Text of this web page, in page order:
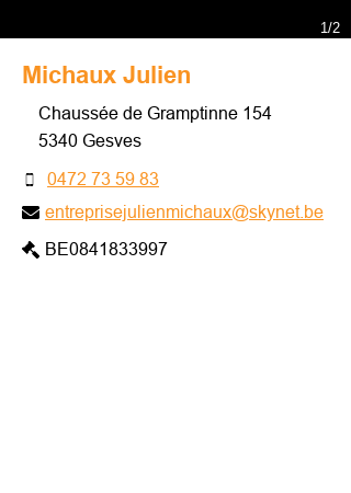
1/2
Michaux Julien
Chaussée de Gramptinne 154
5340 Gesves
0472 73 59 83
BE0841833997
entreprisejulienmichaux@skynet.be